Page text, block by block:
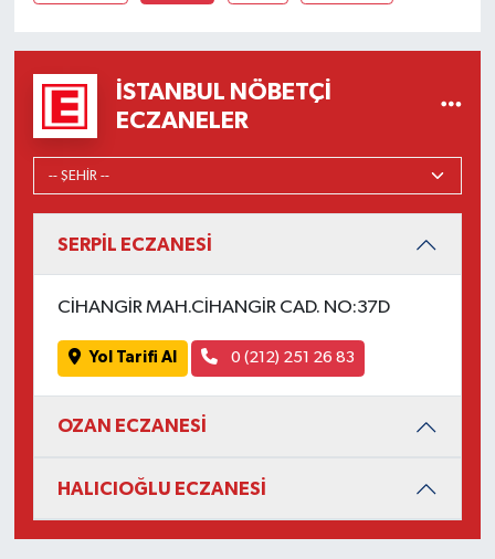
İSTANBUL NÖBETÇI
ECZANELER
SERPİL ECZANESİ
CİHANGİR MAH.CİHANGİR CAD. NO:37D
Yol Tarifi Al 0 (212) 251 26 83
OZAN ECZANESİ
HALICIOĞLU ECZANESİ